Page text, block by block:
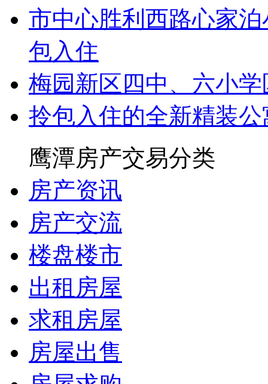
市中心胜利西路心家
包入住
梅园新区四中、六小
拎包入住的全新精装
鹰潭房产交易分类
房产资讯
房产交流
楼盘楼市
出租房屋
求租房屋
房屋出售